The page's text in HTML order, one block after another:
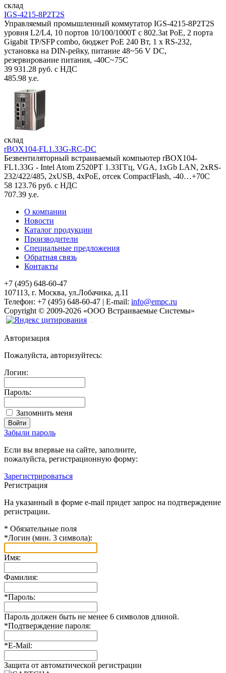
склад
IGS-4215-8P2T2S
Управляемый промышленный коммутатор IGS-4215-8P2T2S
уровня L2/L4, 10 портов 10/100/1000T с 802.3at PoE, 2 порта
Gigabit TP/SFP combo, бюджет PoE 240 Вт, 1 x RS-232,
установка на DIN-рейку, питание 48~56 V DC,
резервирование питания, -40С~75C
39 931.28 руб. с НДС
485.98 у.е.
склад
rBOX104-FL1.33G-RC-DC
Безвентиляторный встраиваемый компьютер rBOX104-
FL1.33G - Intel Atom Z520PT 1.33ГГц, VGA, 1xGb LAN, 2xRS-
232/422/485, 2xUSB, 4xPoE, отсек CompactFlash, -40…+70C
58 123.76 руб. с НДС
707.39 у.е.
О компании
Новости
Каталог продукции
Производители
Специальные предложения
Обратная связь
Контакты
+7 (495) 648-60-47
107113, г. Москва, ул.Лобачика, д.11
Телефон: +7 (495) 648-60-47 | E-mail: info@empc.ru
Copyright © 2009-2026 «ООО Встраиваемые Системы»
Авторизация
Пожалуйста, авторизуйтесь:
Логин:
Пароль:
Запомнить меня
Забыли пароль
Если вы впервые на сайте, заполните,
пожалуйста, регистрационную форму:
Зарегистрироваться
Регистрация
На указанный в форме e-mail придет запрос на подтверждение
регистрации.
* Обязательные поля
*Логин (мин. 3 символа):
Имя:
Фамилия:
*Пароль:
Пароль должен быть не менее 6 символов длиной.
*Подтверждение пароля:
*E-Mail:
Защита от автоматической регистрации